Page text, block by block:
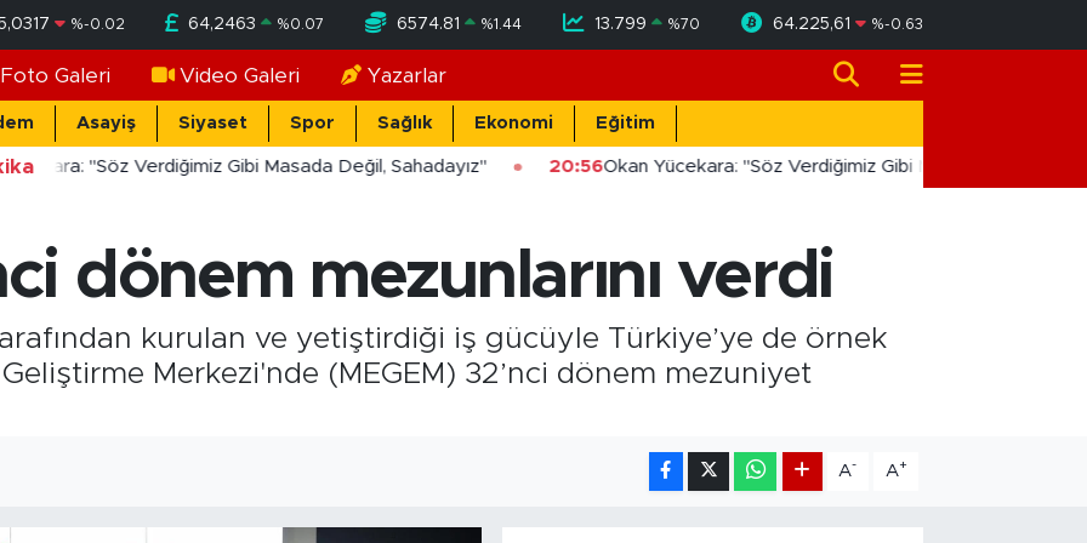
%-0.02 64,2463 %0.07 6574.81 %1.44 13.799 %70 64.225,61 %-0.63
Foto Galeri Video Galeri Yazarlar
Asayiş Siyaset Spor Sağlık Ekonomi Eğitim
"Söz Verdiğimiz Gibi Masada Değil, Sahadayız" 20:56Okan Yücekara: "Söz Verdiğimiz Gibi Masada Değil,
dönem mezunlarını verdi
kurulan ve yetiştirdiği iş gücüyle Türkiye’ye de örnek
Merkezi'nde (MEGEM) 32’nci dönem mezuniyet
A- A+